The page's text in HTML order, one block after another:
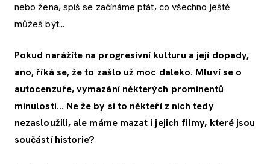
nebo žena, spíš se začínáme ptát, co všechno ještě
můžeš být...
Pokud narážíte na progresívní kulturu a její dopady,
ano, říká se, že to zašlo už moc daleko. Mluví se o
autocenzuře, vymazání některých prominentů
minulosti… Ne že by si to někteří z nich tedy
nezasloužili, ale máme mazat i jejich filmy, které jsou
součástí historie?